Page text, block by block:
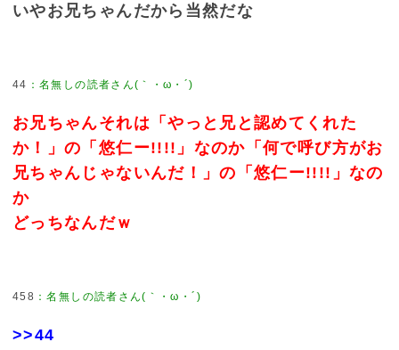
いやお兄ちゃんだから当然だな
44 ：名無しの読者さん(｀・ω・´)
お兄ちゃんそれは「やっと兄と認めてくれた
か！」の「悠仁ー!!!!」なのか「何で呼び方がお
兄ちゃんじゃないんだ！」の「悠仁ー!!!!」なの
か
どっちなんだｗ
458 ：名無しの読者さん(｀・ω・´)
>>44